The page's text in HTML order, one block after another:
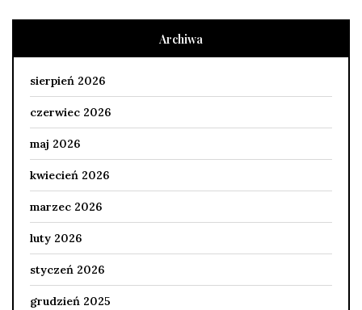
Archiwa
sierpień 2026
czerwiec 2026
maj 2026
kwiecień 2026
marzec 2026
luty 2026
styczeń 2026
grudzień 2025